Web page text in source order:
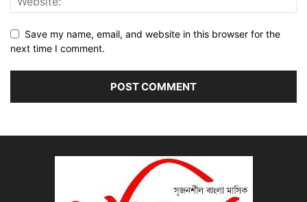
Save my name, email, and website in this browser for the
next time I comment.